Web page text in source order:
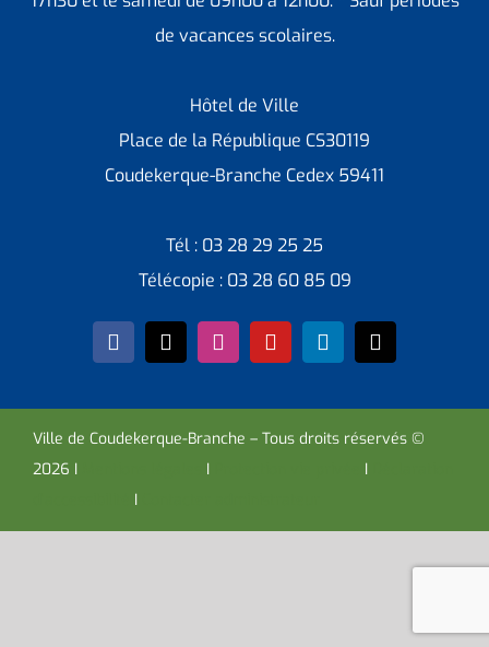
de vacances scolaires.
Hôtel de Ville
Place de la République CS30119
Coudekerque-Branche Cedex 59411
Tél : 03 28 29 25 25
Télécopie : 03 28 60 85 09
Ville de Coudekerque-Branche – Tous droits réservés ©
2026 I
I I
I